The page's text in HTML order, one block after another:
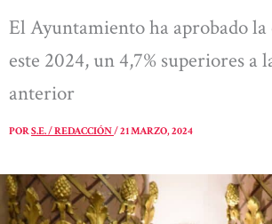
El Ayuntamiento ha aprobado la
este 2024, un 4,7% superiores a
anterior
PORS.E. / REDACCIÓN/21 MARZO, 2024